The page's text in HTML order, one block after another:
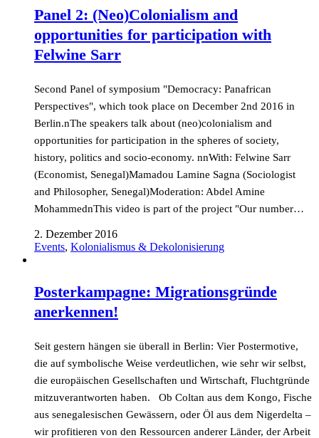
Panel 2: (Neo)Colonialism and
opportunities for participation with
Felwine Sarr
Second Panel of symposium "Democracy: Panafrican
Perspectives", which took place on December 2nd 2016 in
Berlin.nThe speakers talk about (neo)colonialism and
opportunities for participation in the spheres of society,
history, politics and socio-economy. nnWith: Felwine Sarr
(Economist, Senegal)Mamadou Lamine Sagna (Sociologist
and Philosopher, Senegal)Moderation: Abdel Amine
MohammednThis video is part of the project "Our number…
2. Dezember 2016
Events, Kolonialismus & Dekolonisierung
Posterkampagne: Migrationsgründe
anerkennen!
Seit gestern hängen sie überall in Berlin: Vier Postermotive,
die auf symbolische Weise verdeutlichen, wie sehr wir selbst,
die europäischen Gesellschaften und Wirtschaft, Fluchtgründe
mitzuverantworten haben. Ob Coltan aus dem Kongo, Fische
aus senegalesischen Gewässern, oder Öl aus dem Nigerdelta –
wir profitieren von den Ressourcen anderer Länder, der Arbeit